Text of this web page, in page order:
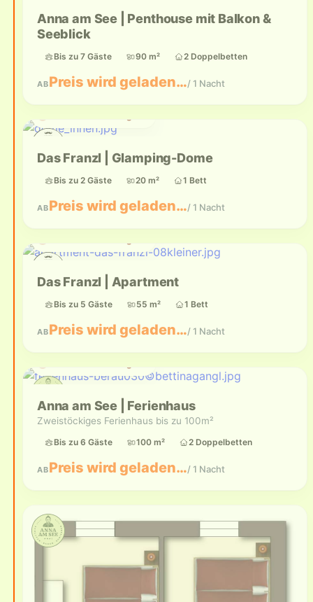
Anna am See | Penthouse mit Balkon &
Seeblick
Bis zu 7 Gäste 90 m² 2 Doppelbetten
ABPreis wird geladen…/ 1 Nacht
Das Franzl | Glamping-Dome
Bis zu 2 Gäste 20 m² 1 Bett
ABPreis wird geladen…/ 1 Nacht
Das Franzl | Apartment
Bis zu 5 Gäste 55 m² 1 Bett
ABPreis wird geladen…/ 1 Nacht
Anna am See | Ferienhaus
Zweistöckiges Ferienhaus bis zu 100m²
Bis zu 6 Gäste 100 m² 2 Doppelbetten
ABPreis wird geladen…/ 1 Nacht